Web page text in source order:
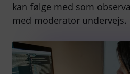
kan følge med som
med moderator undervejs.